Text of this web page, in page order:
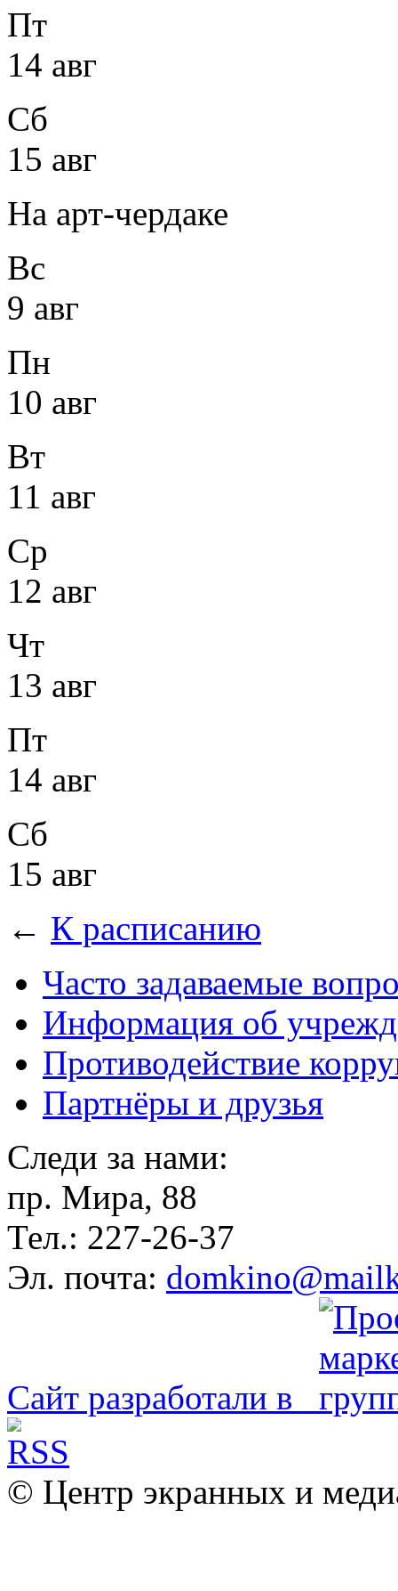
Пт
14 авг
Сб
15 авг
На арт-чердаке
Вс
9 авг
Пн
10 авг
Вт
11 авг
Ср
12 авг
Чт
13 авг
Пт
14 авг
Сб
15 авг
← К расписанию
Часто задаваемые
Информация об
Противодействие
Партнёры и друзья
Следи за нами:
пр. Мира, 88
Тел.: 227-26-37
Эл. почта:
Сайт разработали в
© Центр экранных и